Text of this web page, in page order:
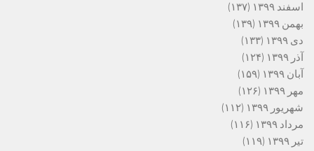
اسفند ۱۳۹۹
(۱۳۷)
بهمن ۱۳۹۹
(۱۳۹)
دی ۱۳۹۹
(۱۳۳)
آذر ۱۳۹۹
(۱۲۴)
آبان ۱۳۹۹
(۱۵۹)
مهر ۱۳۹۹
(۱۲۶)
شهریور ۱۳۹۹
(۱۱۲)
مرداد ۱۳۹۹
(۱۱۶)
تیر ۱۳۹۹
(۱۱۹)